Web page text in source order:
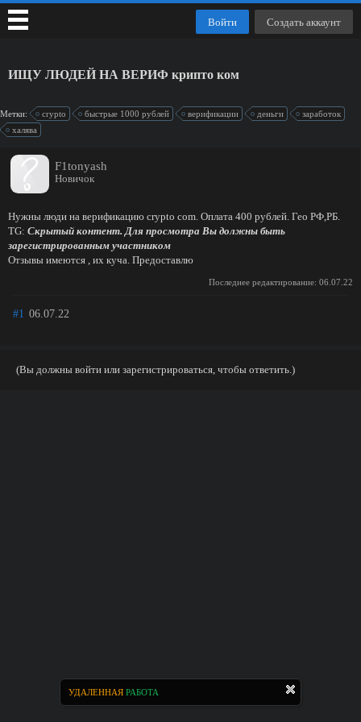
УДАЛЕННАЯ РАБОТА
ИЩУ ЛЮДЕЙ НА ВЕРИФ крипто ком
Метки: crypto быстрые 1000 рублей верификации деньги
заработок
халява
F1tonyash
Новичок
Нужны люди на верификацию crypto com. Оплата 400 рублей. Гео РФ,РБ.
TG: Скрытый контент. Для просмотра Вы должны быть
зарегистрированным участником
Отзывы имеются , их куча. Предоставлю
Последнее редактирование: 06.07.22
#1 06.07.22
(Вы должны войти или зарегистрироваться, чтобы ответить.)
Войти Создать аккаунт